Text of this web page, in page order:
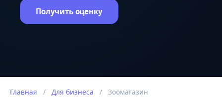
Получить оценку
Главная / Для бизнеса / Зоомагазин